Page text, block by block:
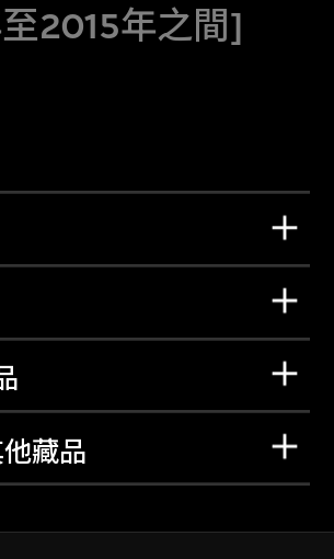
2015年之間]
藏品